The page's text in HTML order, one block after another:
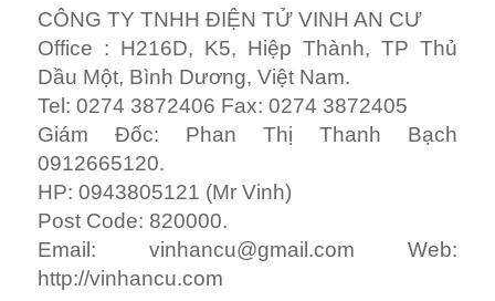
CÔNG TY TNHH ĐIỆN TỬ VINH AN CƯ
Office : H216D, K5, Hiệp Thành, TP Thủ
Dầu Một, Bình Dương, Việt Nam.
Tel: 0274 3872406 Fax: 0274 3872405
Giám Đốc: Phan Thị Thanh Bạch
0912665120.
HP: 0943805121 (Mr Vinh)
Post Code: 820000.
Email: vinhancu@gmail.com Web:
http://vinhancu.com